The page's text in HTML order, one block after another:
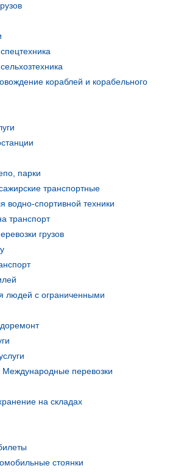
кораблей и корабельного
парки
транспортные
водно-спортивной техники
транспорт
грузов
людей с ограниченными
перевозки
на складах
стоянки